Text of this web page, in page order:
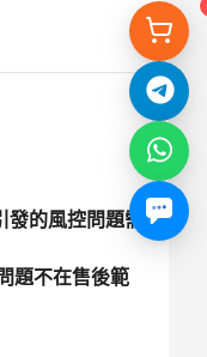
的風控問題需
題不在售後範